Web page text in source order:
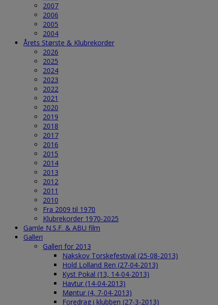
2007
2006
2005
2004
Årets Største & Klubrekorder
2026
2025
2024
2023
2022
2021
2020
2019
2018
2017
2016
2015
2014
2013
2012
2011
2010
Fra 2009 til 1970
Klubrekorder 1970-2025
Gamle N.S.F. & ABU film
Galleri
Galleri for 2013
Nakskov Torskefestival (25-08-2013)
Hold Lolland Ren (27-04-2013)
Kyst Pokal (13, 14-04-2013)
Havtur (14-04-2013)
Møntur (4, 7-04-2013)
Foredrag i klubben (27-3-2013)